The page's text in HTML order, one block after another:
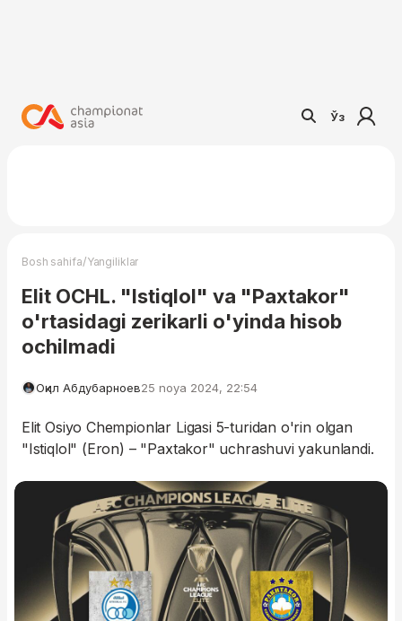
Ўз
Bosh sahifa/Yangiliklar
Elit OCHL. "Istiqlol" va "Paxtakor"
o'rtasidagi zerikarli o'yinda hisob
ochilmadi
Оқил Абдубарноев25 noya 2024, 22:54
Elit Osiyo Chempionlar Ligasi 5-turidan o'rin olgan
"Istiqlol" (Eron) – "Paxtakor" uchrashuvi yakunlandi.